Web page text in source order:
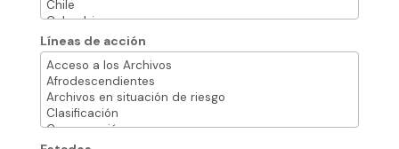
Líneas de acción